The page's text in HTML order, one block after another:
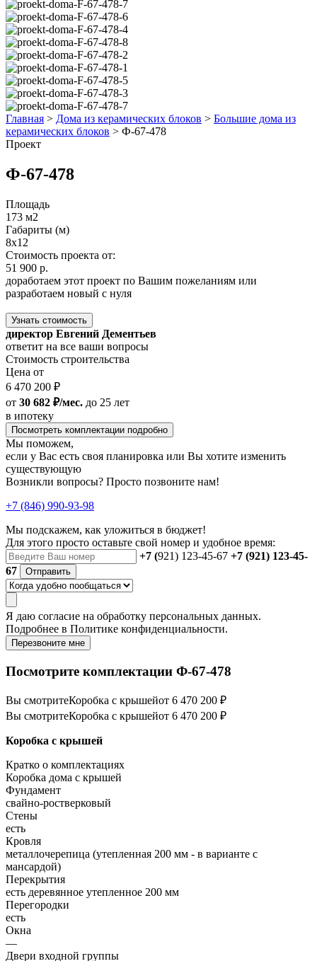
Главная > Дома из керамических блоков > Большие дома из
керамических блоков > Ф-67-478
Проект
Ф-67-478
Площадь
173 м2
Габариты (м)
8х12
Стоимость проекта от:
51 900 р.
доработаем этот проект по Вашим пожеланиям или
разработаем новый с нуля
Узнать стоимость
директор Евгений Дементьев
ответит на все ваши вопросы
Стоимость строительства
Цена от
6 470 200 ₽
от 30 682 ₽/мес. до 25 лет
в ипотеку
Посмотреть комплектации подробно
Мы поможем,
если у Вас есть своя планировка или Вы хотите изменить
существующую
Возникли вопросы? Просто позвоните нам!
+7 (846) 990-93-98
Мы подскажем, как уложиться в бюджет!
Для этого просто оставьте свой номер и удобное время:
+7 (921) 123-45-67 +7 (921) 123-45-
67
Отправить
Я даю согласие на обработку персональных данных.
Подробнее в Политике конфиденциальности.
Перезвоните мне
Посмотрите комплектации Ф-67-478
Вы смотритеКоробка с крышейот 6 470 200 ₽
Вы смотритеКоробка с крышейот 6 470 200 ₽
Коробка с крышей
Кратко о комплектациях
Коробка дома с крышей
Фундамент
свайно-ростверковый
Стены
есть
Кровля
металлочерепица (утепленная 200 мм - в варианте с
мансардой)
Перекрытия
есть деревянное утепленное 200 мм
Перегородки
есть
Окна
—
Двери входной группы